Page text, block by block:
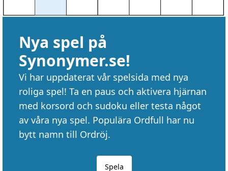
Nya spel på
Synonymer.se!
Vi har uppdaterat vår spelsida med nya
roliga spel! Ta en paus och aktivera hjärnan
med korsord och sudoku eller testa något
av våra nya spel. Populära Ordfull har nu
bytt namn till Ordröj.
Spela